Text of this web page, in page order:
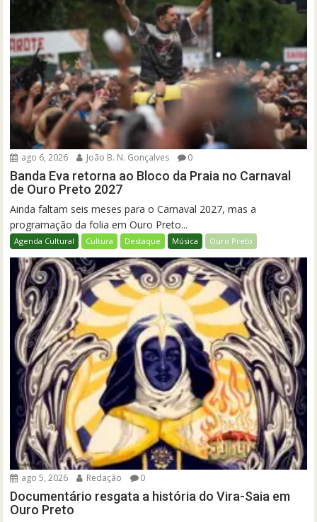
ago 6, 2026 João B. N. Gonçalves 0
Banda Eva retorna ao Bloco da Praia no Carnaval
de Ouro Preto 2027
Ainda faltam seis meses para o Carnaval 2027, mas a
programação da folia em Ouro Preto...
Agenda Cultural Cultura Destaque Música Ouro Preto
ago 5, 2026 Redação 0
Documentário resgata a história do Vira-Saia em
Ouro Preto